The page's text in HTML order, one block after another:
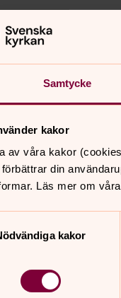
Samtycke
kakor
av våra kakor
din
Läs mer om
kakor
av
på issuu.Kyrkonytt
i Torontos 60